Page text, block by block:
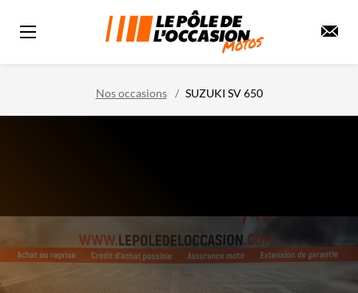
Nos occasions SUZUKI SV 650